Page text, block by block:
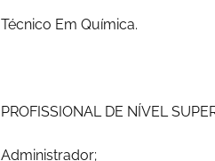
Técnico Em Química.
PROFISSIONAL DE NÍVEL
Administrador;